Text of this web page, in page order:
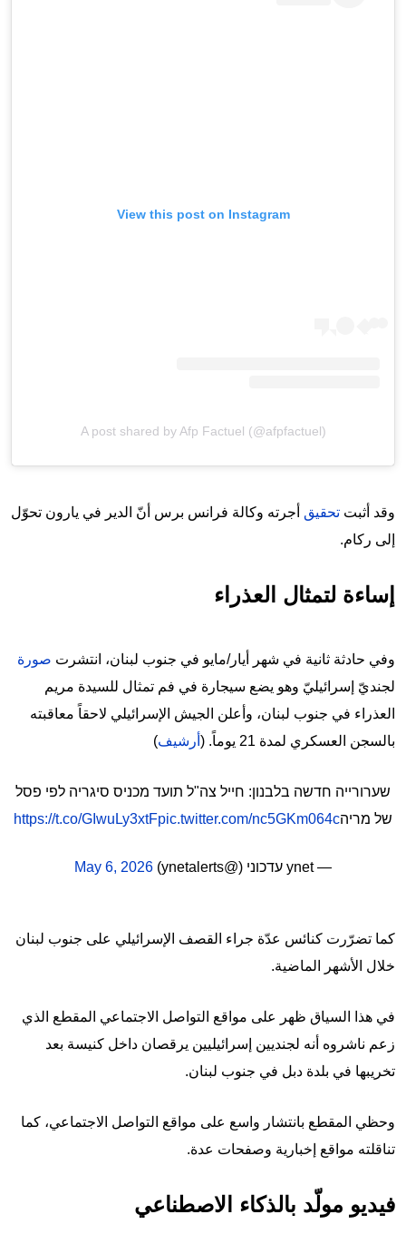
View this post on Instagram
A post shared by Afp Factuel (@afpfactuel)
وقد أثبت تحقيق أجرته وكالة فرانس برس أنّ الدير في يارون تحوّل
إلى ركام.
إساءة لتمثال العذراء
وفي حادثة ثانية في شهر أيار/مايو في جنوب لبنان، انتشرت صورة
لجنديّ إسرائيليّ وهو يضع سيجارة في فم تمثال للسيدة مريم
العذراء في جنوب لبنان، وأعلن الجيش الإسرائيلي لاحقاً معاقبته
بالسجن العسكري لمدة 21 يوماً. (
أرشيف)
שערורייה חדשה בלבנון: חייל צה"ל תועד מכניס סיגריה לפי פסל
של מריה
https://t.co/GIwuLy3xtFpic.twitter.com/nc5GKm064c
— ynet עדכוני (@ynetalerts) May 6, 2026
كما تضرّرت كنائس عدّة جراء القصف الإسرائيلي على جنوب لبنان
خلال الأشهر الماضية.
في هذا السياق ظهر على مواقع التواصل الاجتماعي المقطع الذي
زعم ناشروه أنه لجنديين إسرائيليين يرقصان داخل كنيسة بعد
تخريبها في بلدة دبل في جنوب لبنان.
وحظي المقطع بانتشار واسع على مواقع التواصل الاجتماعي، كما
تناقلته مواقع إخبارية وصفحات عدة.
فيديو مولّد بالذكاء الاصطناعي